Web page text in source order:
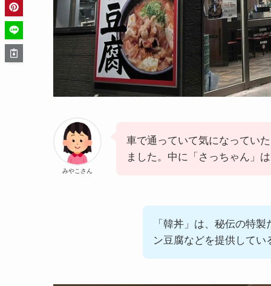
みやこさん
車で通っていて気になってい
ました。中に「さっちゃん」
「韓丼」は、秘伝の特
ン豆腐などを提供してい